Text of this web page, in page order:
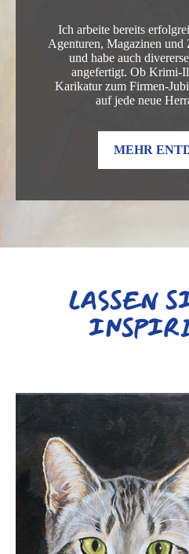
Ich arbeite bereits
Agenturen, Magazinen und
und habe auch
angefertigt. Ob Krimi-
Karikatur zum Firmen-
auf jede neue
MEHR
LASSEN